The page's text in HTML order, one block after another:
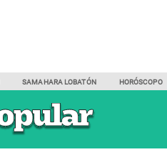
SAMAHARA LOBATÓN HORÓSCOPO